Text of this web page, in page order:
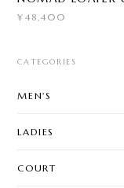
¥48,400
CATEGORIES
MEN'S
LADIES
COURT